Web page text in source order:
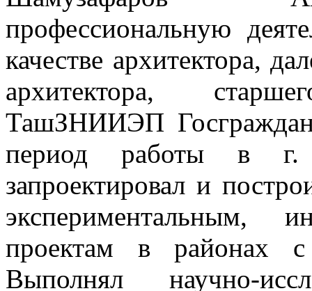
профессиональную
качестве архитектора,
архитектора,
ТашЗНИИЭП
период работы в
запроектировал и
экспериментальным,
проектам в районах
Выполнял научно-